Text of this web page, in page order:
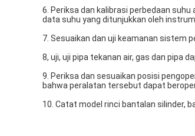
6. Periksa dan kalibrasi perbedaan
data suhu yang ditunjukkan oleh
7. Sesuaikan dan uji keamanan sistem
8, uji, uji pipa tekanan air, gas dan pipa
9. Periksa dan sesuaikan posisi
bahwa peralatan tersebut dapat
10. Catat model rinci bantalan silinder,